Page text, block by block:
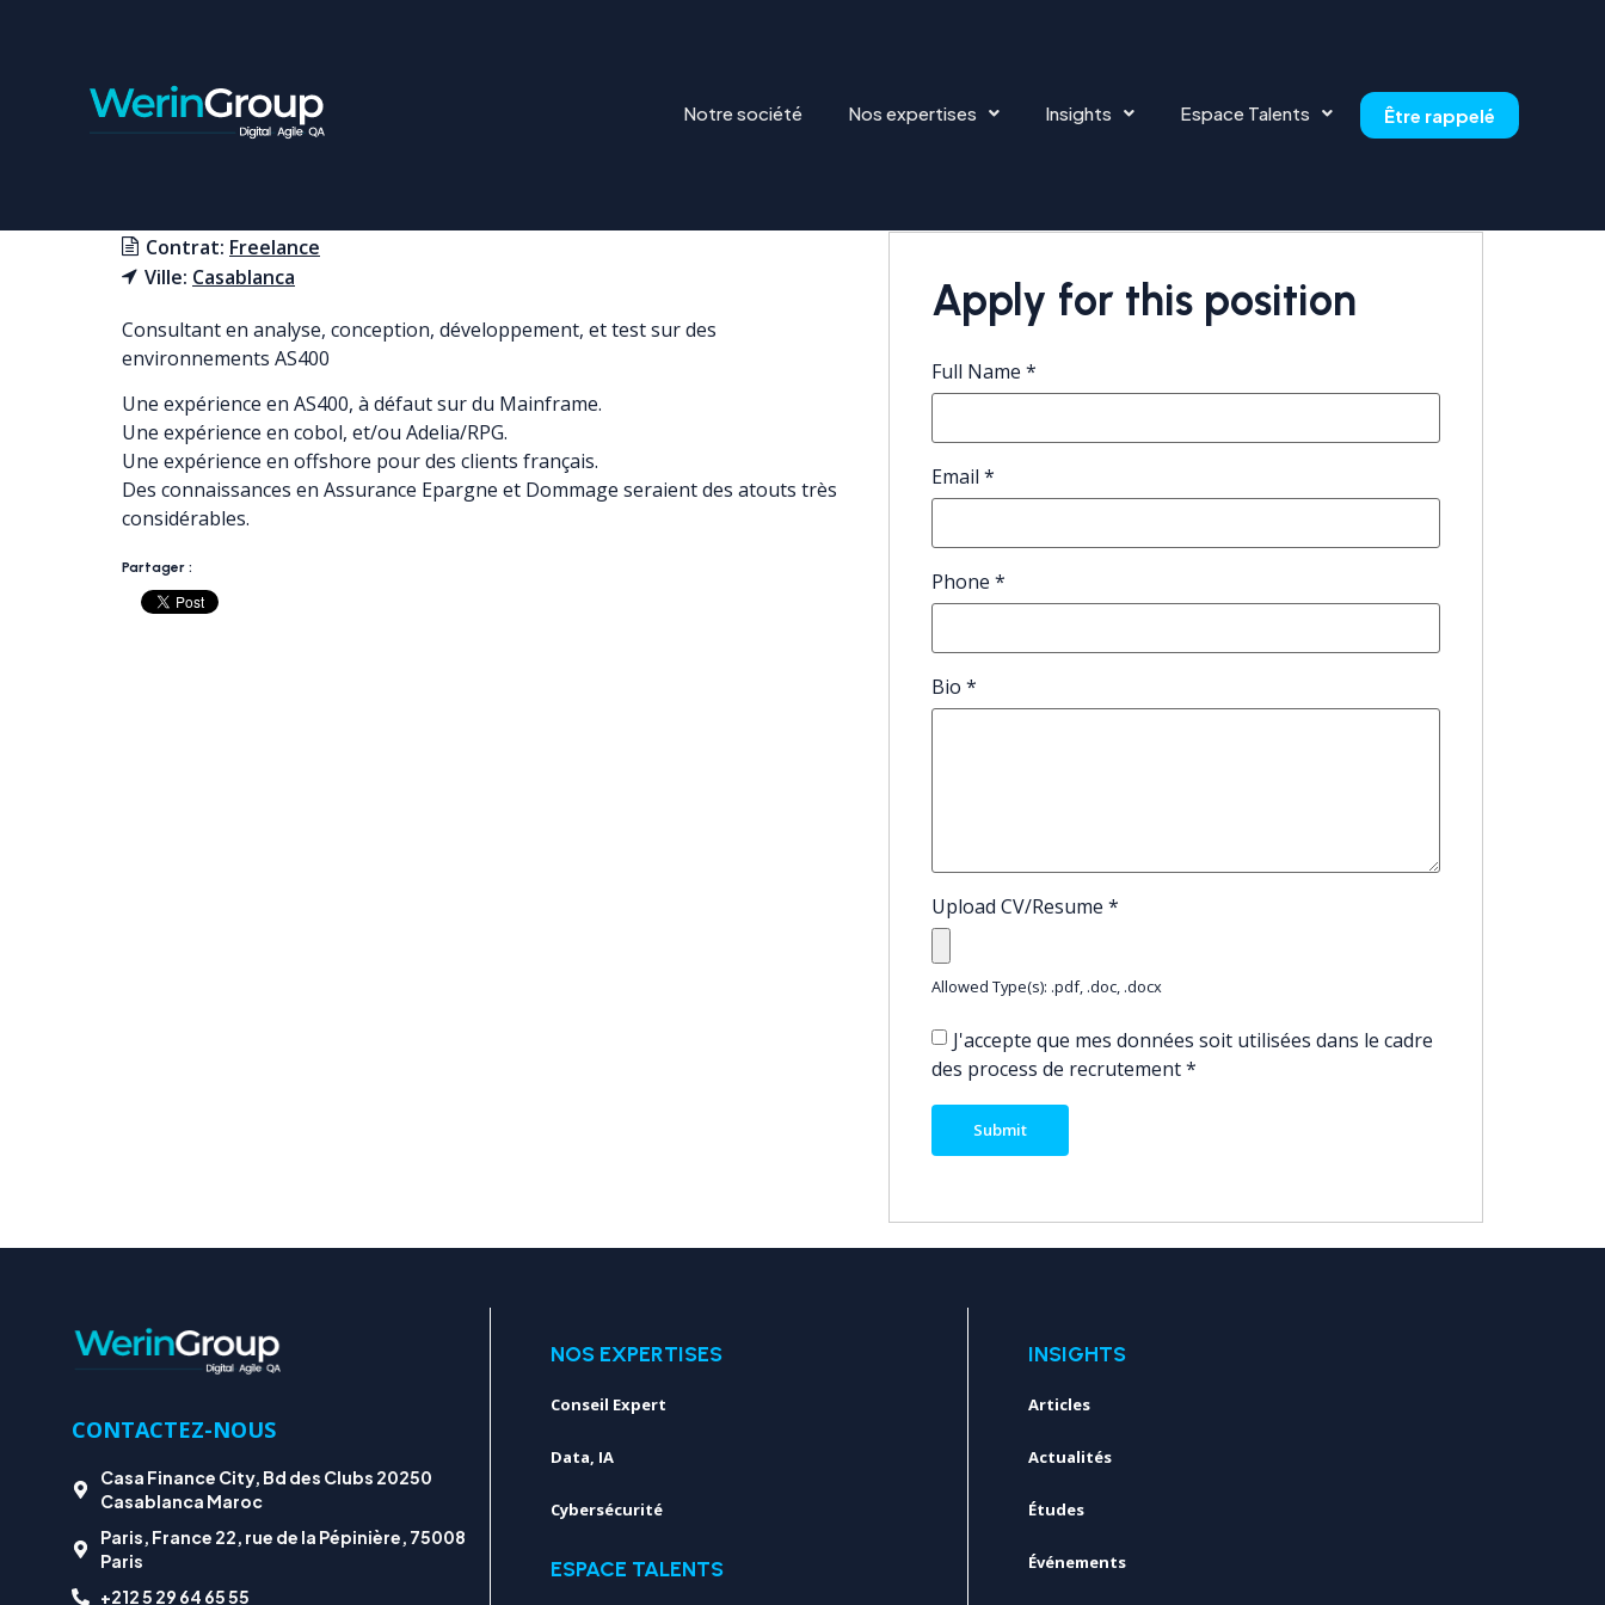
Notre société Nos expertises Insights Espace Talents Être rappelé
Contrat: Freelance
Ville: Casablanca
Consultant en analyse, conception, développement, et test sur des
environnements AS400
Une expérience en AS400, à défaut sur du Mainframe.
Une expérience en cobol, et/ou Adelia/RPG.
Une expérience en offshore pour des clients français.
Des connaissances en Assurance Epargne et Dommage seraient des atouts très
considérables.
Partager :
Apply for this position
Full Name *
Email *
Phone *
Bio *
Upload CV/Resume *
Allowed Type(s): .pdf, .doc, .docx
J'accepte que mes données soit utilisées dans le cadre
des process de recrutement*
CONTACTEZ-NOUS
Casa Finance City, Bd des Clubs 20250
Casablanca Maroc
Paris, France 22, rue de la Pépinière, 75008
Paris
+212 5 29 64 65 55
NOS EXPERTISES
Conseil Expert
Data, IA
Cybersécurité
ESPACE TALENTS
INSIGHTS
Articles
Actualités
Études
Événements